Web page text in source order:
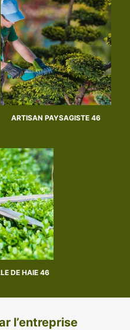
ARTISAN PAYSAGISTE 46
DE HAIE 46
l’entreprise